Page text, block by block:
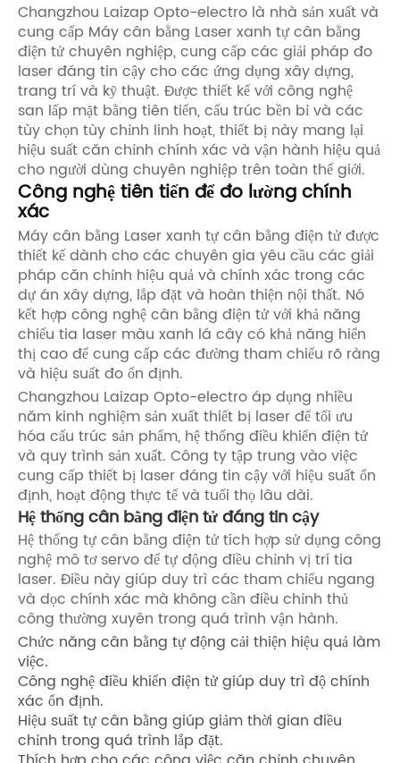
Changzhou Laizap Opto-electro là nhà sản xuất và
cung cấp Máy cân bằng Laser xanh tự cân bằng
điện tử chuyên nghiệp, cung cấp các giải pháp đo
laser đáng tin cậy cho các ứng dụng xây dựng,
trang trí và kỹ thuật. Được thiết kế với công nghệ
san lấp mặt bằng tiên tiến, cấu trúc bền bỉ và các
tùy chọn tùy chỉnh linh hoạt, thiết bị này mang lại
hiệu suất căn chỉnh chính xác và vận hành hiệu quả
cho người dùng chuyên nghiệp trên toàn thế giới.
Công nghệ tiên tiến để đo lường chính
xác
Máy cân bằng Laser xanh tự cân bằng điện tử được
thiết kế dành cho các chuyên gia yêu cầu các giải
pháp căn chỉnh hiệu quả và chính xác trong các
dự án xây dựng, lắp đặt và hoàn thiện nội thất. Nó
kết hợp công nghệ cân bằng điện tử với khả năng
chiếu tia laser màu xanh lá cây có khả năng hiển
thị cao để cung cấp các đường tham chiếu rõ ràng
và hiệu suất đo ổn định.
Changzhou Laizap Opto-electro áp dụng nhiều
năm kinh nghiệm sản xuất thiết bị laser để tối ưu
hóa cấu trúc sản phẩm, hệ thống điều khiển điện tử
và quy trình sản xuất. Công ty tập trung vào việc
cung cấp thiết bị laser đáng tin cậy với hiệu suất ổn
định, hoạt động thực tế và tuổi thọ lâu dài.
Hệ thống cân bằng điện tử đáng tin cậy
Hệ thống tự cân bằng điện tử tích hợp sử dụng công
nghệ mô tơ servo để tự động điều chỉnh vị trí tia
laser. Điều này giúp duy trì các tham chiếu ngang
và dọc chính xác mà không cần điều chỉnh thủ
công thường xuyên trong quá trình vận hành.
Chức năng cân bằng tự động cải thiện hiệu quả làm
việc.
Công nghệ điều khiển điện tử giúp duy trì độ chính
xác ổn định.
Hiệu suất tự cân bằng giúp giảm thời gian điều
chỉnh trong quá trình lắp đặt.